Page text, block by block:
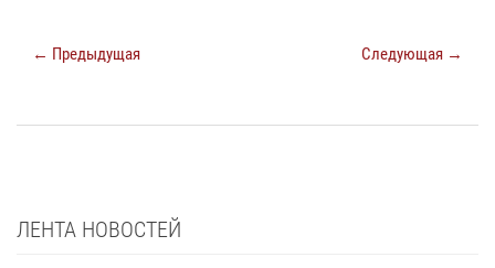
← Предыдущая Следующая →
ЛЕНТА НОВОСТЕЙ